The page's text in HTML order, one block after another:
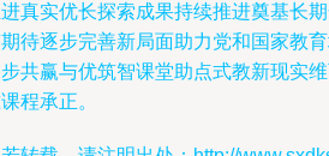
真实优长探索成果持续推进奠基长
待逐步完善新局面助力党和国家教
共赢与优筑智课堂助点式教新现实
程承正。